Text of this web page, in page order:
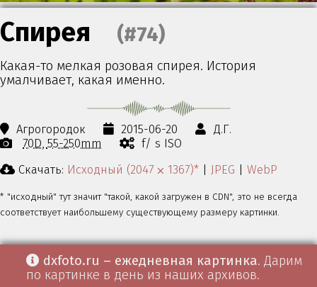
Спирея (#74)
Какая-то мелкая розовая спирея. История
умалчивает, какая именно.
Агрогородок 2015-06-20
Д.Г.
70D 55-250mm
f/ s ISO
Скачать: Исходный (2047 ⨉ 1367)* | JPEG | WebP
* "исходный" тут значит "такой, какой загружен в CDN", это не всегда
соответствует наибольшему существующему размеру картинки.
dxfoto.ru – ежедневная картинка. Дарим
по картинке в день из наших архивов.